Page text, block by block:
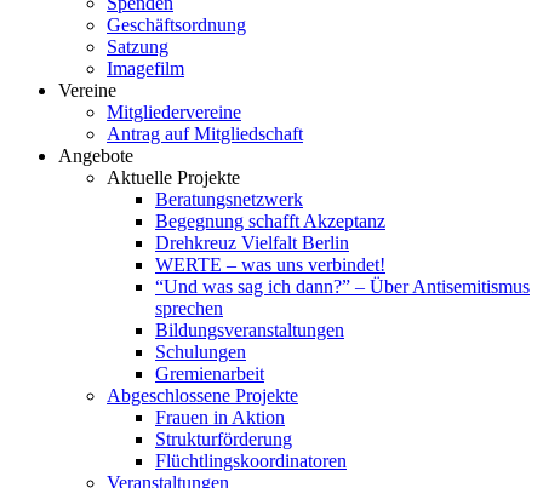
Geschäftsordnung
Satzung
Imagefilm
Vereine
Mitgliedervereine
Antrag auf Mitgliedschaft
Angebote
Aktuelle Projekte
Beratungsnetzwerk
Begegnung schafft Akzeptanz
Drehkreuz Vielfalt Berlin
WERTE – was uns verbindet!
“Und was sag ich dann?” – Über Antisemitismus
sprechen
Bildungsveranstaltungen
Schulungen
Gremienarbeit
Abgeschlossene Projekte
Frauen in Aktion
Strukturförderung
Flüchtlingskoordinatoren
Veranstaltungen